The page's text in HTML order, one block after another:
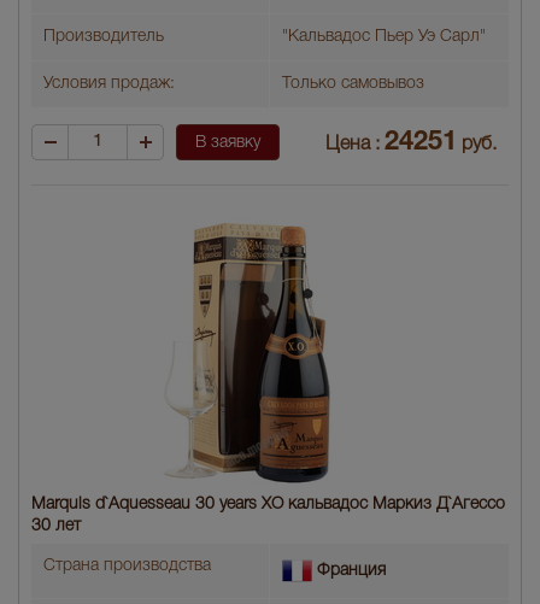
Производитель "Кальвадос Пьер Уэ Сарл"
Условия продаж: Только самовывоз
В заявку Цена : 24251 руб.
Marquis d`Aquesseau 30 years XO кальвадос Маркиз Д`Агессо
30 лет
Страна производства Франция